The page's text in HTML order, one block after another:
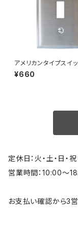
アメリカンタイプスイ
ト 1口 ステンレスヘア
¥660
定休日：火・土・日・
営業時間：10:00～
お支払い確認から3